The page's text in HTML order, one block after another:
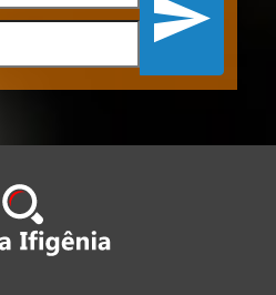
Inscreva-se